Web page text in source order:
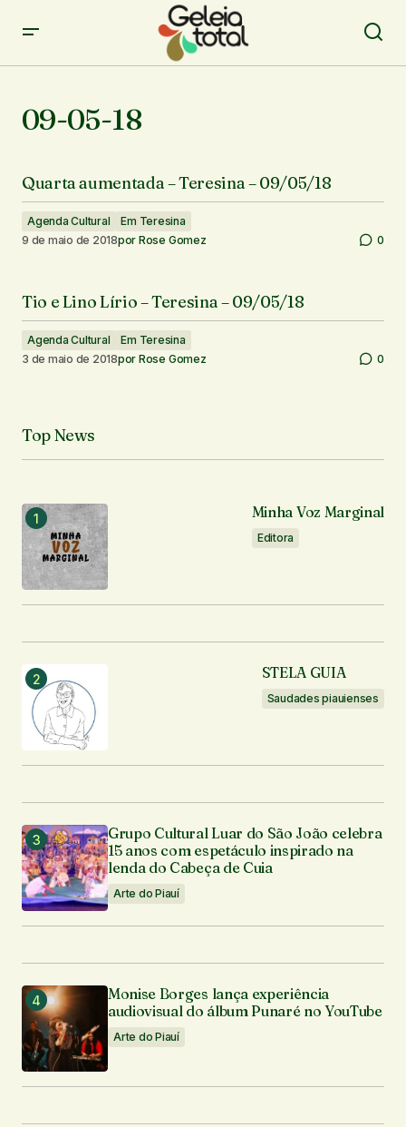
09-05-18
Quarta aumentada – Teresina – 09/05/18
Agenda Cultural
Em Teresina
9 de maio de 2018por Rose Gomez 0
Tio e Lino Lírio – Teresina – 09/05/18
Agenda Cultural
Em Teresina
3 de maio de 2018por Rose Gomez 0
Top News
Minha Voz Marginal
Editora
STELA GUIA
Saudades piauienses
Grupo Cultural Luar do São João celebra
15 anos com espetáculo inspirado na
lenda do Cabeça de Cuia
Arte do Piauí
Monise Borges lança experiência
audiovisual do álbum Punaré no YouTube
Arte do Piauí